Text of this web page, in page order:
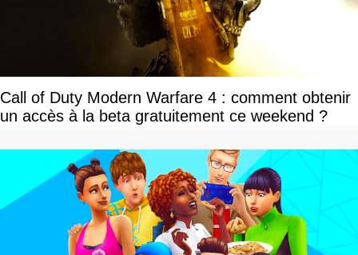
Call of Duty Modern Warfare 4 : comment obtenir
un accès à la beta gratuitement ce weekend ?